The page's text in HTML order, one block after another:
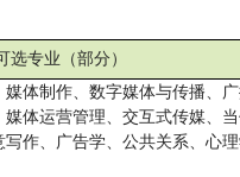
选专业（部分）
体制作、数字媒体与传播、
体运营管理、交互式传媒、
作、广告学、公共关系、心